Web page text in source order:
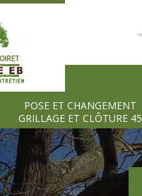
POSE ET CHANGEMENT
GRILLAGE ET CLÔTURE 45